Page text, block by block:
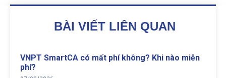
BÀI VIẾT LIÊN QUAN
VNPT SmartCA có mất phí không? Khi nào miễn
phí?